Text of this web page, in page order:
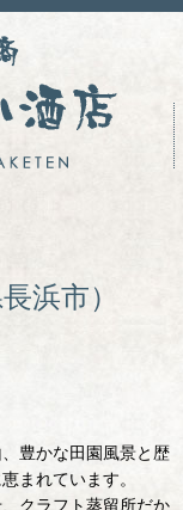
浜市）
豊かな田園風景と歴
まれています。
クラフト蒸留所だか